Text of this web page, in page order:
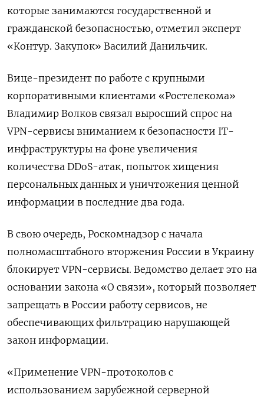
которые занимаются государственной и
гражданской безопасностью, отметил эксперт
«Контур. Закупок» Василий Данильчик.
Вице-президент по работе с крупными
корпоративными клиентами «Ростелекома»
Владимир Волков связал выросший спрос на
VPN-сервисы вниманием к безопасности IT-
инфраструктуры на фоне увеличения
количества DDoS-атак, попыток хищения
персональных данных и уничтожения ценной
информации в последние два года.
В свою очередь, Роскомнадзор с начала
полномасштабного вторжения России в Украину
блокирует VPN-сервисы. Ведомство делает это на
основании закона «О связи», который позволяет
запрещать в России работу сервисов, не
обеспечивающих фильтрацию нарушающей
закон информации.
«Применение VPN-протоколов с
использованием зарубежной серверной